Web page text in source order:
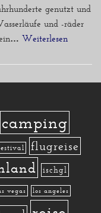
genutzt und
und -räder
Weiterlesen »
camping
flugreise
ischgl
vegas los angeles